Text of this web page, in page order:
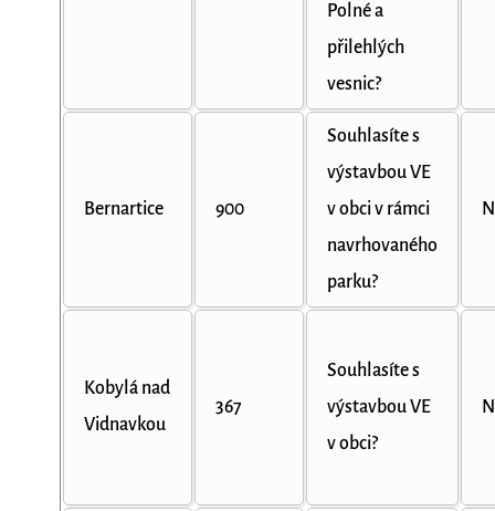
Polné a
přilehlých
vesnic?
Bernartice 900
Souhlasíte s
výstavbou VE
v obci v rámci
navrhovaného
parku?
Kobylá nad
Vidnavkou
367
Souhlasíte s
výstavbou VE
v obci?